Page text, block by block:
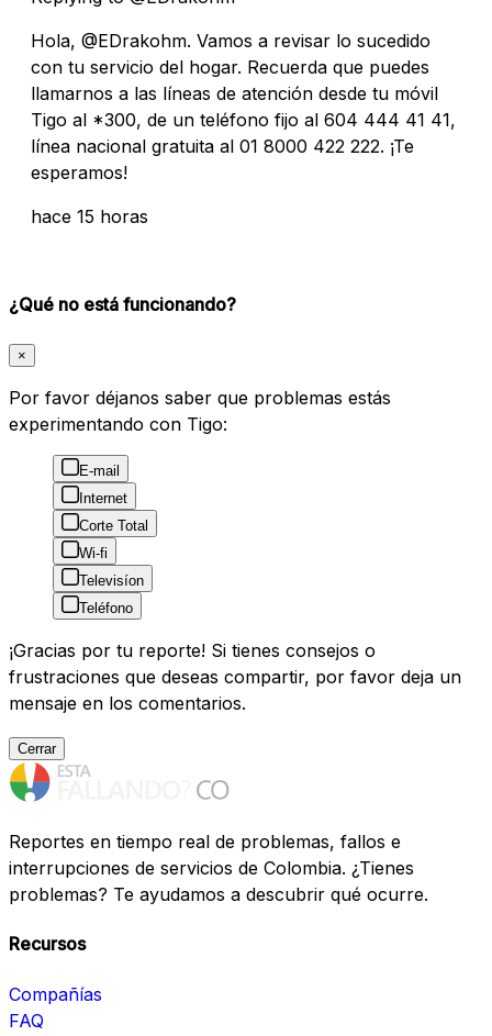
Hola, @EDrakohm. Vamos a revisar lo sucedido
con tu servicio del hogar. Recuerda que puedes
llamarnos a las líneas de atención desde tu móvil
Tigo al *300, de un teléfono fijo al 604 444 41 41,
línea nacional gratuita al 01 8000 422 222. ¡Te
esperamos!
hace 15 horas
¿Qué no está funcionando?
×
Por favor déjanos saber que problemas estás
experimentando con Tigo:
E-mail
Internet
Corte Total
Wi-fi
Televisíon
Teléfono
¡Gracias por tu reporte! Si tienes consejos o
frustraciones que deseas compartir, por favor deja un
mensaje en los comentarios.
Cerrar
Reportes en tiempo real de problemas, fallos e
interrupciones de servicios de Colombia. ¿Tienes
problemas? Te ayudamos a descubrir qué ocurre.
Recursos
Compañías
FAQ